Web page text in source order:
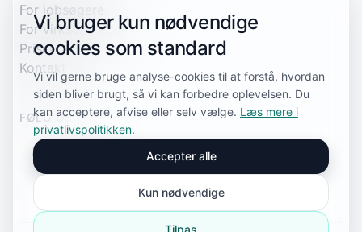
For jobsøgere
For virksomheder
Priser
Kontakt
FØLG OS
Vi bruger kun nødvendige
cookies som standard
Vi vil gerne bruge analyse-cookies til at forstå, hvordan
siden bliver brugt, så vi kan forbedre oplevelsen. Du
kan acceptere, afvise eller selv vælge. Læs mere i
privatlivspolitikken.
Accepter alle
Kun nødvendige
Tilpas